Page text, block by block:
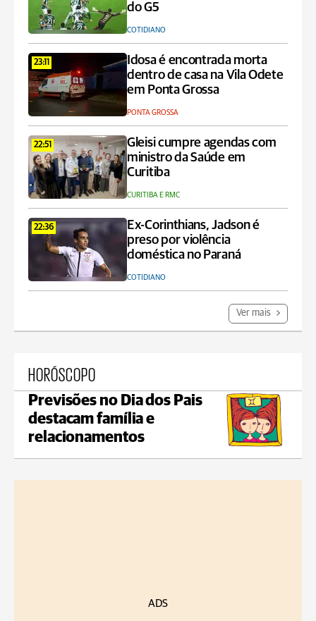
do G5
COTIDIANO
23:11
Idosa é encontrada morta
dentro de casa na Vila Odete
em Ponta Grossa
PONTA GROSSA
22:51
Gleisi cumpre agendas com
ministro da Saúde em
Curitiba
CURITIBA E RMC
22:36
Ex-Corinthians, Jadson é
preso por violência
doméstica no Paraná
COTIDIANO
Ver mais
HORÓSCOPO
Previsões no Dia dos Pais
destacam família e
relacionamentos
ADS